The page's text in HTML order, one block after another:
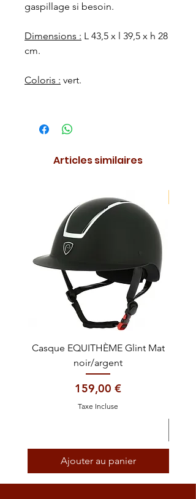
gaspillage si besoin.
Dimensions : L 43,5 x l 39,5 x h 28
cm.
Coloris : vert.
Articles similaires
Casque EQUITHÈME Glint Mat
noir/argent
Prix
159,00 €
Taxe Incluse
Ajouter au panier